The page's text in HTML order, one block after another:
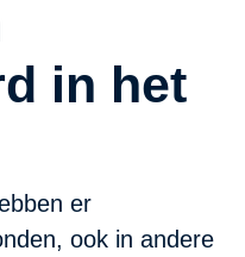
in het
er
ook in andere